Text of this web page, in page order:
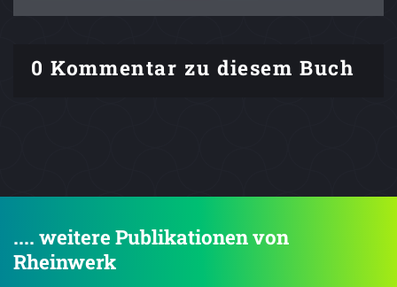
0 Kommentar zu diesem Buch
.... weitere Publikationen von
Rheinwerk